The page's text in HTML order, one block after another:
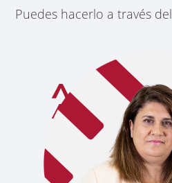
Puedes hacerlo a través del